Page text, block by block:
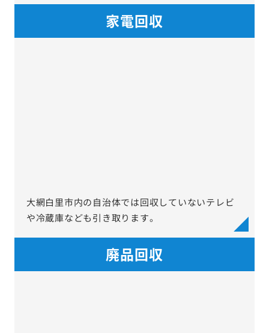
家電回収
大網白里市内の自治体では回収していないテレビ
や冷蔵庫なども引き取ります。
廃品回収